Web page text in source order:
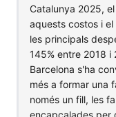
Catalunya 2025,
aquests costos i
les principals
145% entre 2018 i
Barcelona s'ha
més a formar una
només un fill, les
encapçalades per